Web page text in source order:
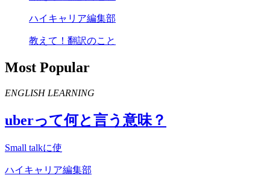
ハイキャリア編集部
教えて！翻訳のこと
Most Popular
ENGLISH LEARNING
uberって何と言う意味？
Small talkに使
ハイキャリア編集部